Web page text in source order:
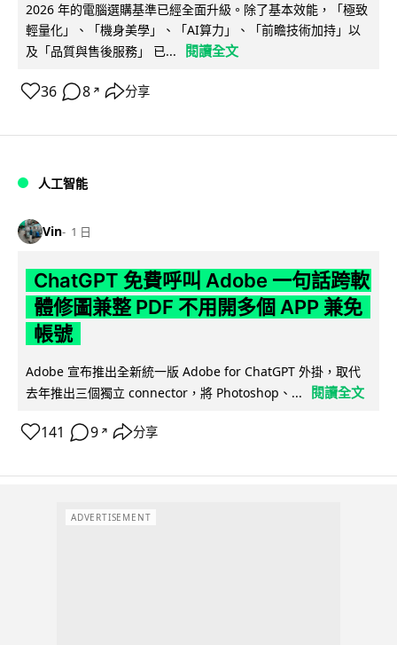
2026 年的電腦選購基準已經全面升級。除了基本效能，「極致
輕量化」、「機身美學」、「AI算力」、「前瞻技術加持」以
及「品質與售後服務」 已...
閱讀全文
36 8 ↗ 分享
人工智能
Vin 1 日
ChatGPT 免費呼叫 Adobe 一句話跨軟
體修圖兼整 PDF 不用開多個 APP 兼免
帳號
Adobe 宣布推出全新統一版 Adobe for ChatGPT 外掛，取代
去年推出三個獨立 connector，將 Photoshop、...
閱讀全文
141 9 ↗ 分享
ADVERTISEMENT